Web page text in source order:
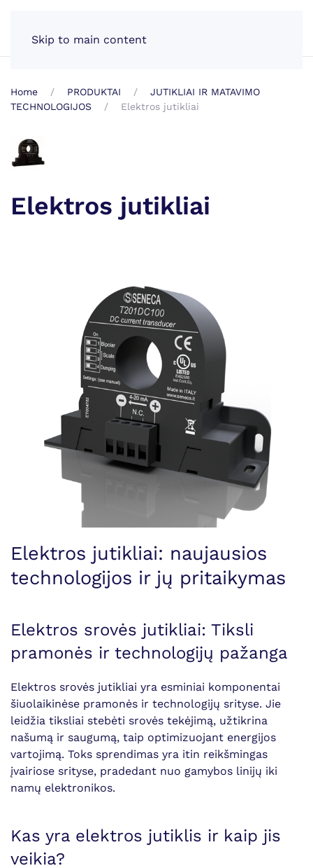
Skip to main content
Home PRODUKTAI
JUTIKLIAI IR MATAVIMO
TECHNOLOGIJOS
Elektros jutikliai
Elektros jutikliai
Elektros jutikliai: naujausios
technologijos ir jų pritaikymas
Elektros srovės jutikliai: Tiksli
pramonės ir technologijų pažanga
Elektros srovės jutikliai yra esminiai komponentai
šiuolaikinėse pramonės ir technologijų srityse. Jie
leidžia tiksliai stebėti srovės tekėjimą, užtikrina
našumą ir saugumą, taip optimizuojant energijos
vartojimą. Toks sprendimas yra itin reikšmingas
įvairiose srityse, pradedant nuo gamybos linijų iki
namų elektronikos.
Kas yra elektros jutiklis ir kaip jis
veikia?